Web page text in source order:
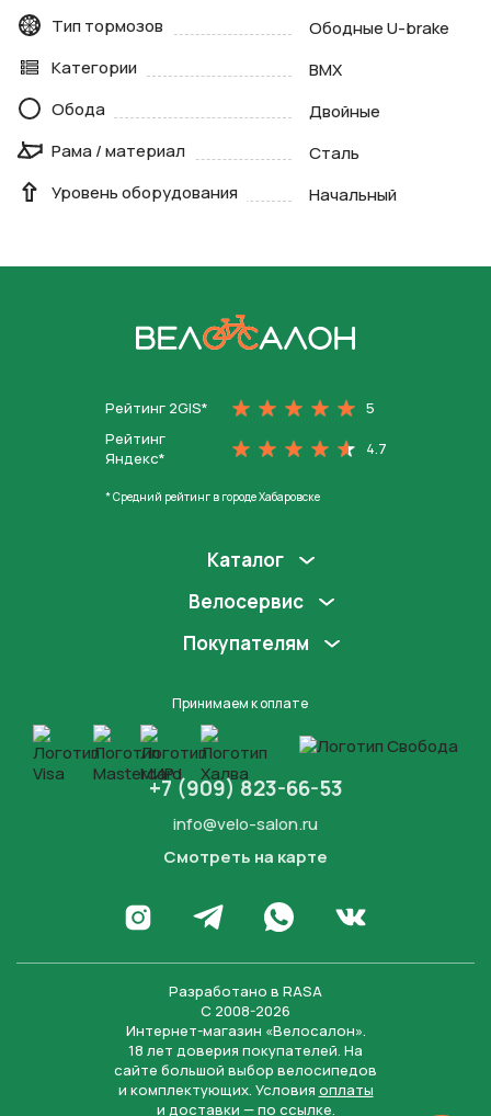
Тип тормозов
Ободные U-brake
Категории
BMX
Обода
Двойные
Рама / материал
Сталь
Уровень оборудования
Начальный
Рейтинг 2GIS*
5
Рейтинг
Яндекс*
4.7
* Средний рейтинг в городе Хабаровске
Каталог
Велосервис
Покупателям
Принимаем к оплате
+7 (909) 823-66-53
info@velo-salon.ru
Смотреть на карте
Перейти в Инстаграм
Написать в Телеграм
Написать в WhatsApp
Перейти во
Разработано в RASA
С 2008-2026
Интернет-магазин «Велосалон».
18 лет доверия покупателей. На
сайте большой выбор велосипедов
и комплектующих. Условия оплаты
и доставки — по ссылке.